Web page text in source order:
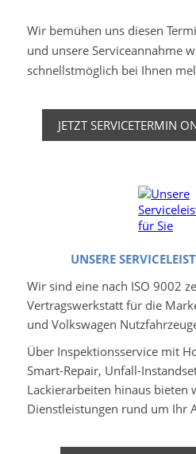
Wir bemühen uns diesen
und unsere Serviceannahme
schnellstmöglich bei Ihnen
JETZT SERVICETERMIN
UNSERE
Wir sind eine nach ISO 9002
Vertragswerkstatt für die
und Volkswagen
Über Inspektionsservice mit
Smart-Repair, Unfall-
Lackierarbeiten hinaus bieten
Dienstleistungen rund um Ihr